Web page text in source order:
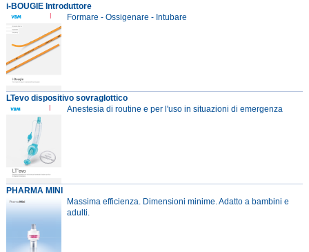
i-BOUGIE Introduttore
Formare - Ossigenare - Intubare
LTevo dispositivo sovraglottico
Anestesia di routine e per l'uso in situazioni di emergenza
PHARMA MINI
Massima efficienza. Dimensioni minime. Adatto a bambini e
adulti.